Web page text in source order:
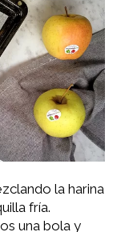
la harina
fría.
una bola y